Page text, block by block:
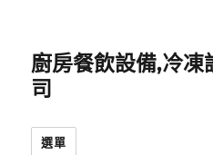
廚房餐飲設備,冷
司
選單